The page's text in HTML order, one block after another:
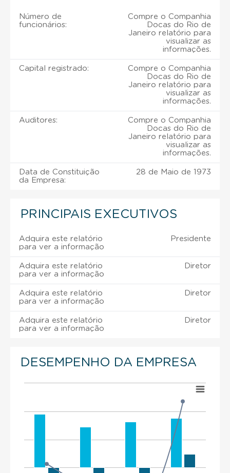
Número de
funcionários:
Compre o Companhia
Docas do Rio de
Janeiro relatório para
visualizar as
informações.
Capital registrado:
Compre o Companhia
Docas do Rio de
Janeiro relatório para
visualizar as
informações.
Auditores:
Compre o Companhia
Docas do Rio de
Janeiro relatório para
visualizar as
informações.
Data de Constituição
da Empresa:
28 de Maio de 1973
PRINCIPAIS EXECUTIVOS
Adquira este relatório
para ver a informação
Presidente
Adquira este relatório
para ver a informação
Diretor
Adquira este relatório
para ver a informação
Diretor
Adquira este relatório
para ver a informação
Diretor
DESEMPENHO DA EMPRESA